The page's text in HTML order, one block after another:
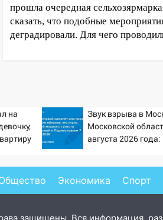
прошла очередная
сказать, что подобные
деградировали. Для чего
на
Звук взрыва в
Московской
августа 2026 года:
хлопок
Экономика Спорт